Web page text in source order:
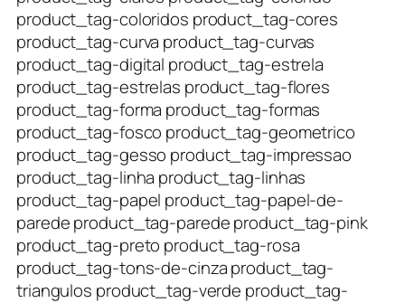
product_tag-coloridos product_tag-cores
product_tag-curva product_tag-curvas
product_tag-digital product_tag-estrela
product_tag-estrelas product_tag-flores
product_tag-forma product_tag-formas
product_tag-fosco product_tag-geometrico
product_tag-gesso product_tag-impressao
product_tag-linha product_tag-linhas
product_tag-papel product_tag-papel-de-
parede product_tag-parede product_tag-pink
product_tag-preto product_tag-rosa
product_tag-tons-de-cinza product_tag-
triangulos product_tag-verde product_tag-